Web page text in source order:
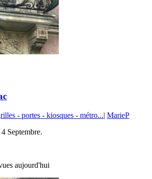
- portes - kiosques - métro...| MarieP
Septembre.
aujourd'hui